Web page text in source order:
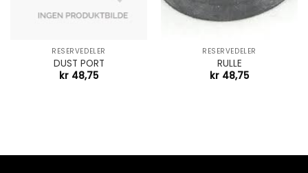
RESERVEDELER
DUST PORT
kr 48,75
RESERVEDELER
RULLE
kr 48,75